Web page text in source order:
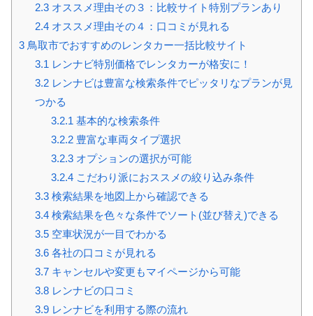
2.3オススメ理由その３：比較サイト特別プランあり
2.4オススメ理由その４：口コミが見れる
3 鳥取市でおすすめのレンタカー一括比較サイト
3.1 レンナビ特別価格でレンタカーが格安に！
3.2レンナビは豊富な検索条件でピッタリなプランが見
つかる
3.2.1 基本的な検索条件
3.2.2豊富な車両タイプ選択
3.2.3オプションの選択が可能
3.2.4こだわり派におススメの絞り込み条件
3.3検索結果を地図上から確認できる
3.4検索結果を色々な条件でソート(並び替え)できる
3.5空車状況が一目でわかる
3.6各社の口コミが見れる
3.7キャンセルや変更もマイページから可能
3.8レンナビの口コミ
3.9レンナビを利用する際の流れ